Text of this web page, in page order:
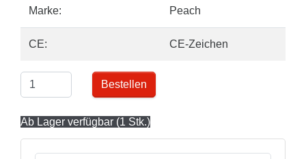
Marke: Peach
CE: CE-Zeichen
Bestellen
Ab Lager verfügbar (1 Stk.)